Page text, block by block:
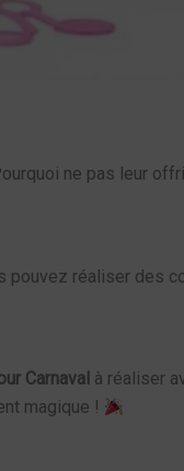
ne pas leur
pouvez réaliser des
Carnaval à réaliser
magique !